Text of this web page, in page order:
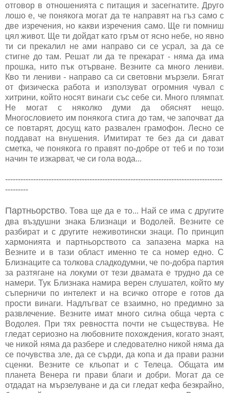
отговор в отношенията с питащия и засегнатите. Друго
лошо е, че понякога могат да те направят на гъз само с
две изречения, но какви изречения само. Ще ги помниш
цял живот. Ще ти дойдат като гръм от ясно небе, но явно
ти си прекалил не ами направо си се усрал, за да се
стигне до там. Решат ли да те прекарат - няма да има
прошка, нито пък отърване. Везните са много лениви.
Кво ти лениви - направо са си световни мързели. Бягат
от физическа работа и използуват огромния чувал с
хитрини, който носят винаги със себе си. Много плямпат.
Не могат с няколко думи да обяснят нещо.
Многословието им понякога стига до там, че започват да
се повтарят, досущ като развален грамофон. Лесно се
поддават на внушения. Имитират те без да си дават
сметка, че понякога го правят по-добре от теб и по този
начин те изкарват, че си гола вода...
-------------------------------------------------------------------------------------
---------
Партньорство. Това ще да е то... Най се има с другите
два въздушни знака Близнаци и Водолей. Везните се
разбират и с другите неживотински знаци. По принцип
хармонията и партньорството са запазена марка на
Везните и в тази област именно те са номер едно. С
Близнаците са толкова сладкодумни, че по-добра партия
за разтягане на локуми от тези двамата е трудно да се
намери. Тук Близнака намира верен слушател, който му
съперничи по интелект и на всичко отгоре е готов да
прости винаги. Надлъгват се взаимно, но предимно за
развлечение. Везните имат много силна обща черта с
Водолея. При тях ревността почти не съществува. Не
гледат сериозно на любовните похождения, когато знаят,
че никой няма да разбере и следователно никой няма да
се почувства зле, да се сърди, да копа и да прави разни
сценки. Везните се кльопат и с Телеца. Общата им
планета Венера ги прави благи и добри. Могат да се
отдадат на мързелуване и да си гледат кефа безкрайно,